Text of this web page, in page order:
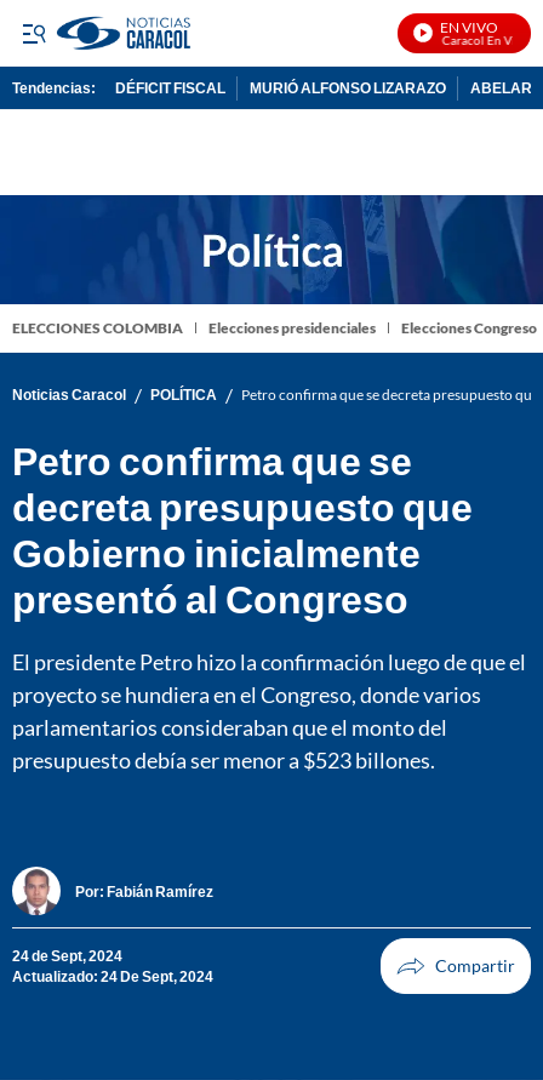
EN VIVO
Noticias Caracol En Vivo
Tendencias: DÉFICIT FISCAL MURIÓ ALFONSO LIZARAZO
ELECCIONES COLOMBIA Elecciones presidenciales Elecciones Congreso
Noticias Caracol / POLÍTICA / Petro confirma que se decreta presupuesto
Petro confirma que se
decreta presupuesto que
Gobierno inicialmente
presentó al Congreso
El presidente Petro hizo la confirmación luego de que el
proyecto se hundiera en el Congreso, donde varios
parlamentarios consideraban que el monto del
presupuesto debía ser menor a $523 billones.
Por: Fabián Ramírez
24 de Sept, 2024
Actualizado: 24 De Sept, 2024